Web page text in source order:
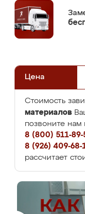
Цена
Стоимость
материалов
позвоните
8 (800) 511-89-
8 (926) 409-68-
рассчитает